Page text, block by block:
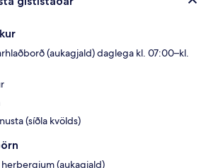
(aukagjald) daglega kl. 07:00–kl.
(síðla kvölds)
(aukagjald)